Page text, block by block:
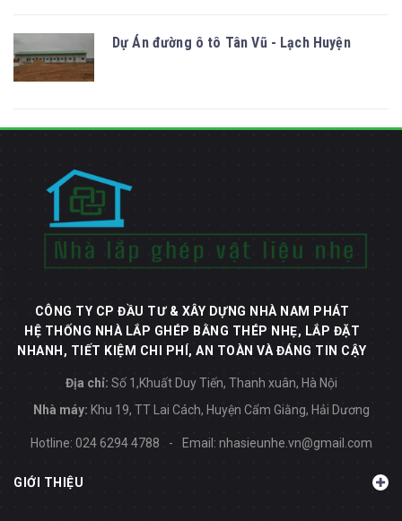
Dự Án đường ô tô Tân Vũ - Lạch Huyện
CÔNG TY CP ĐẦU TƯ & XÂY DỰNG NHÀ NAM PHÁT
HỆ THỐNG NHÀ LẮP GHÉP BẰNG THÉP NHẸ, LẮP ĐẶT
NHANH, TIẾT KIỆM CHI PHÍ, AN TOÀN VÀ ĐÁNG TIN CẬY
Địa chỉ: Số 1,Khuất Duy Tiến, Thanh xuân, Hà Nội
Nhà máy: Khu 19, TT Lai Cách, Huyện Cẩm Giằng, Hải Dương
Hotline: 024 6294 4788 - Email: nhasieunhe.vn@gmail.com
GIỚI THIỆU